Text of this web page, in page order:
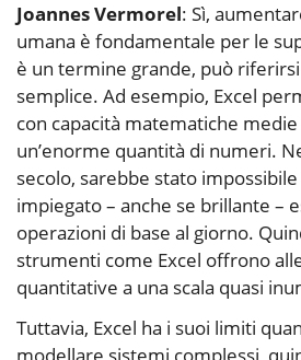
Joannes Vermorel: Sì,
umana è fondamentale per le
è un termine grande, può riferirsi
semplice. Ad esempio, Excel
con capacità matematiche
un’enorme quantità di numeri.
secolo, sarebbe stato
impiegato – anche se brillante –
operazioni di base al giorno.
strumenti come Excel offrono
quantitative a una scala quasi
Tuttavia, Excel ha i suoi limiti